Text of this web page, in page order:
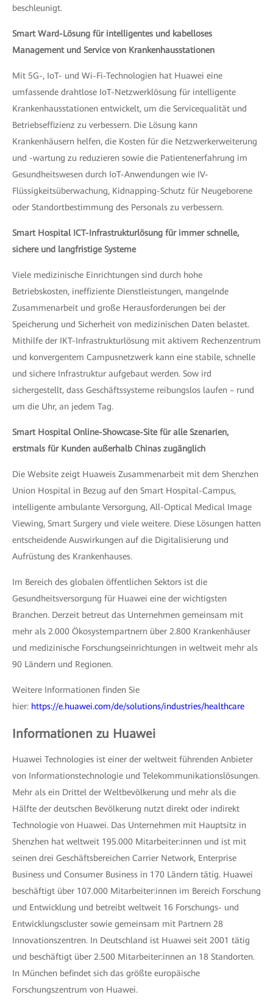
beschleunigt.
Smart Ward-Lösung für intelligentes und kabelloses
Management und Service von Krankenhausstationen
Mit 5G-, IoT- und Wi-Fi-Technologien hat Huawei eine
umfassende drahtlose IoT-Netzwerklösung für intelligente
Krankenhausstationen entwickelt, um die Servicequalität und
Betriebseffizienz zu verbessern. Die Lösung kann
Krankenhäusern helfen, die Kosten für die Netzwerkerweiterung
und -wartung zu reduzieren sowie die Patientenerfahrung im
Gesundheitswesen durch IoT-Anwendungen wie IV-
Flüssigkeitsüberwachung, Kidnapping-Schutz für Neugeborene
oder Standortbestimmung des Personals zu verbessern.
Smart Hospital ICT-Infrastrukturlösung für immer schnelle,
sichere und langfristige Systeme
Viele medizinische Einrichtungen sind durch hohe
Betriebskosten, ineffiziente Dienstleistungen, mangelnde
Zusammenarbeit und große Herausforderungen bei der
Speicherung und Sicherheit von medizinischen Daten belastet.
Mithilfe der IKT-Infrastrukturlösung mit aktivem Rechenzentrum
und konvergentem Campusnetzwerk kann eine stabile, schnelle
und sichere Infrastruktur aufgebaut werden. Sow ird
sichergestellt, dass Geschäftssysteme reibungslos laufen – rund
um die Uhr, an jedem Tag.
Smart Hospital Online-Showcase-Site für alle Szenarien,
erstmals für Kunden außerhalb Chinas zugänglich
Die Website zeigt Huaweis Zusammenarbeit mit dem Shenzhen
Union Hospital in Bezug auf den Smart Hospital-Campus,
intelligente ambulante Versorgung, All-Optical Medical Image
Viewing, Smart Surgery und viele weitere. Diese Lösungen hatten
entscheidende Auswirkungen auf die Digitalisierung und
Aufrüstung des Krankenhauses.
Im Bereich des globalen öffentlichen Sektors ist die
Gesundheitsversorgung für Huawei eine der wichtigsten
Branchen. Derzeit betreut das Unternehmen gemeinsam mit
mehr als 2.000 Ökosystempartnern über 2.800 Krankenhäuser
und medizinische Forschungseinrichtungen in weltweit mehr als
90 Ländern und Regionen.
Weitere Informationen finden Sie
hier: https://e.huawei.com/de/solutions/industries/healthcare
Informationen zu Huawei
Huawei Technologies ist einer der weltweit führenden Anbieter
von Informationstechnologie und Telekommunikationslösungen.
Mehr als ein Drittel der Weltbevölkerung und mehr als die
Hälfte der deutschen Bevölkerung nutzt direkt oder indirekt
Technologie von Huawei. Das Unternehmen mit Hauptsitz in
Shenzhen hat weltweit 195.000 Mitarbeiter:innen und ist mit
seinen drei Geschäftsbereichen Carrier Network, Enterprise
Business und Consumer Business in 170 Ländern tätig. Huawei
beschäftigt über 107.000 Mitarbeiter:innen im Bereich Forschung
und Entwicklung und betreibt weltweit 16 Forschungs- und
Entwicklungscluster sowie gemeinsam mit Partnern 28
Innovationszentren. In Deutschland ist Huawei seit 2001 tätig
und beschäftigt über 2.500 Mitarbeiter:innen an 18 Standorten.
In München befindet sich das größte europäische
Forschungszentrum von Huawei.